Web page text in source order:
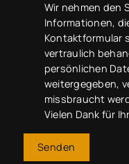
Wir nehmen den
Informationen,
Kontaktformular
vertraulich
persönlichen
weitergegeben,
missbraucht
Vielen Dank für
Senden